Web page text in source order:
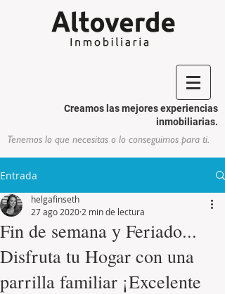
Creamos las mejores experiencias
inmobiliarias.
Tenemos lo que necesitas o lo conseguimos para ti.
Entrada
Fin de semana y Feriado...
Disfruta tu Hogar con una
parrilla familiar ¡Excelente
helgafinseth
27 ago 2020 2 min de lectura